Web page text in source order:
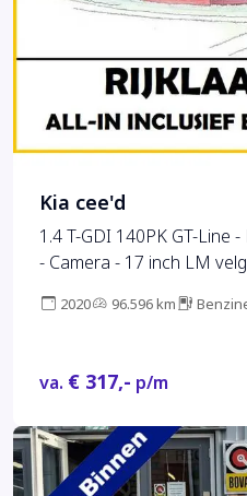
Kia cee'd
1.4 T-GDI 140PK GT-Line
- Camera - 17 inch LM
garantie
2020 96.596 km
va. € 317,- p/m